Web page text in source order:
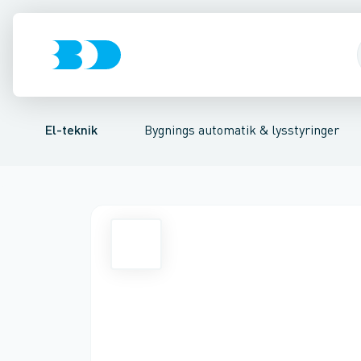
El-teknik Bygnings automatik & lysstyringer
Afbrydere, stikkontakter & lampeudtag
Lysstyring
Forkobling LysstyringskomponentLED-styring